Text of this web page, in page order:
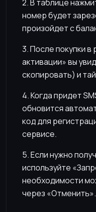
2. В таблице
номер будет
произойдет с
3. После покупки
активации» вы
скопировать) и
4. Когда придет
обновится
код для
сервисе.
5. Если нужно
используйте
необходимости
через «Отменить».